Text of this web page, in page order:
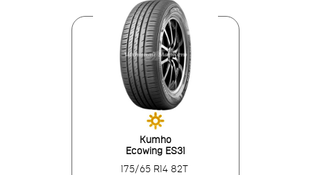
Kumho
Ecowing ES31
175/65 R14 82T